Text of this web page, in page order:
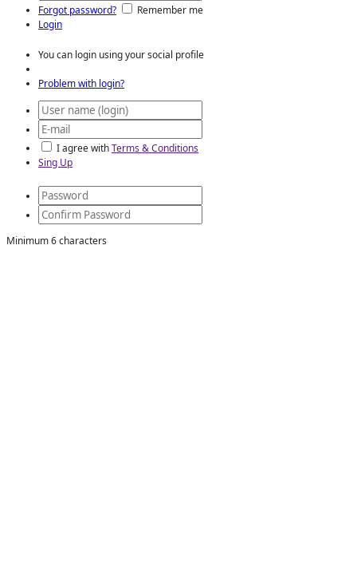
Forgot password?
Remember me
Login
You can login using your social profile
Problem with login?
I agree withTerms & Conditions
Sing Up
Minimum 6 characters